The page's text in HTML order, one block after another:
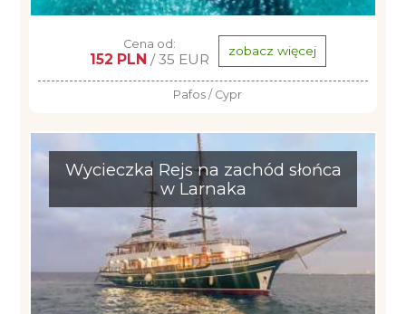
Cena od:
152 PLN / 35 EUR zobacz więcej
Pafos / Cypr
Wycieczka Rejs na zachód słońca
w Larnaka